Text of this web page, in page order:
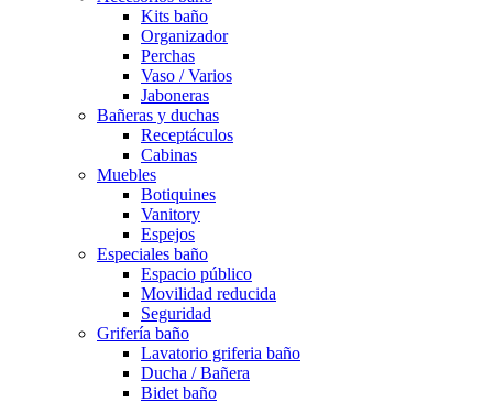
Kits baño
Organizador
Perchas
Vaso / Varios
Jaboneras
Bañeras y duchas
Receptáculos
Cabinas
Muebles
Botiquines
Vanitory
Espejos
Especiales baño
Espacio público
Movilidad reducida
Seguridad
Grifería baño
Lavatorio griferia baño
Ducha / Bañera
Bidet baño